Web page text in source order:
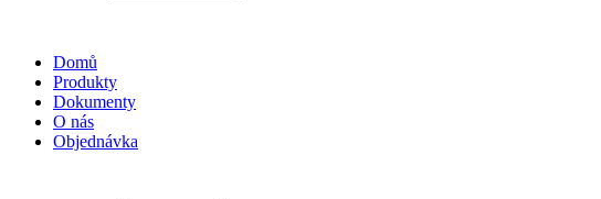
Domů
Produkty
Dokumenty
O nás
Objednávka